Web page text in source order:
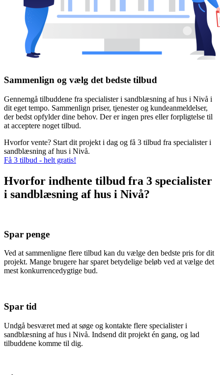
Sammenlign og vælg det bedste tilbud
Gennemgå tilbuddene fra specialister i sandblæsning af hus i Nivå i
dit eget tempo. Sammenlign priser, tjenester og kundeanmeldelser,
der bedst opfylder dine behov. Der er ingen pres eller forpligtelse til
at acceptere noget tilbud.
Hvorfor vente? Start dit projekt i dag og få 3 tilbud fra specialister i
sandblæsning af hus i Nivå.
Få 3 tilbud - helt gratis!
Hvorfor indhente tilbud fra 3 specialister
i sandblæsning af hus i Nivå?
Spar penge
Ved at sammenligne flere tilbud kan du vælge den bedste pris for dit
projekt. Mange brugere har sparet betydelige beløb ved at vælge det
mest konkurrencedygtige bud.
Spar tid
Undgå besværet med at søge og kontakte flere specialister i
sandblæsning af hus i Nivå. Indsend dit projekt én gang, og lad
tilbuddene komme til dig.